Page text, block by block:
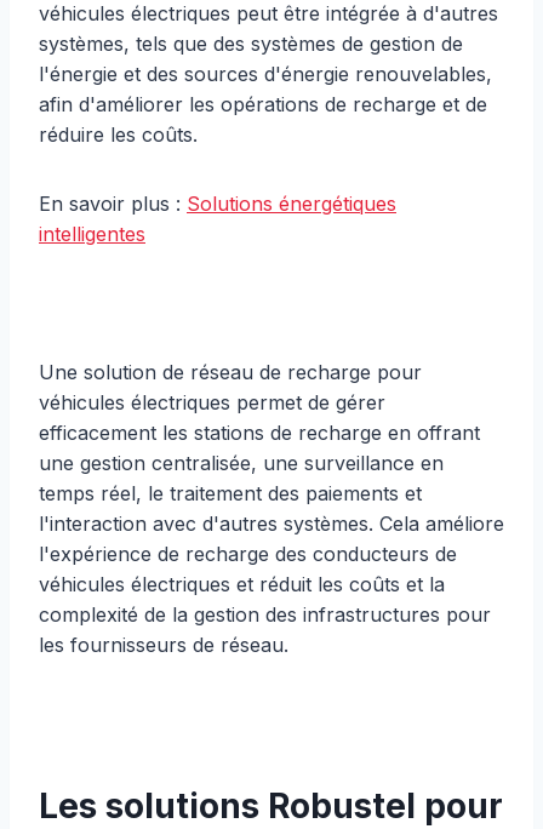
véhicules électriques peut être intégrée à d'autres
systèmes, tels que des systèmes de gestion de
l'énergie et des sources d'énergie renouvelables,
afin d'améliorer les opérations de recharge et de
réduire les coûts.
En savoir plus : Solutions énergétiques
intelligentes
Une solution de réseau de recharge pour
véhicules électriques permet de gérer
efficacement les stations de recharge en offrant
une gestion centralisée, une surveillance en
temps réel, le traitement des paiements et
l'interaction avec d'autres systèmes. Cela améliore
l'expérience de recharge des conducteurs de
véhicules électriques et réduit les coûts et la
complexité de la gestion des infrastructures pour
les fournisseurs de réseau.
Les solutions Robustel pour